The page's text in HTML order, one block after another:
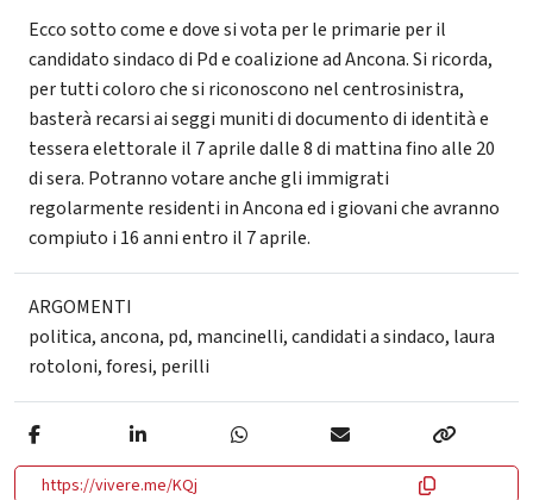
Ecco sotto come e dove si vota per le primarie per il
candidato sindaco di Pd e coalizione ad Ancona. Si ricorda,
per tutti coloro che si riconoscono nel centrosinistra,
basterà recarsi ai seggi muniti di documento di identità e
tessera elettorale il 7 aprile dalle 8 di mattina fino alle 20
di sera. Potranno votare anche gli immigrati
regolarmente residenti in Ancona ed i giovani che avranno
compiuto i 16 anni entro il 7 aprile.
ARGOMENTI
politica,ancona, pd, mancinelli,candidati a sindaco, laura
rotoloni,foresi, perilli
https://vivere.me/KQj